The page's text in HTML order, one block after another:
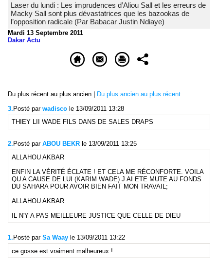
Laser du lundi : Les imprudences d’Aliou Sall et les erreurs de
Macky Sall sont plus dévastatrices que les bazookas de
l’opposition radicale (Par Babacar Justin Ndiaye)
Mardi 13 Septembre 2011
Dakar Actu
Du plus récent au plus ancien | Du plus ancien au plus récent
3.Posté par wadisco le 13/09/2011 13:28
THIEY LII WADE FILS DANS DE SALES DRAPS
2. Posté par ABOU BEKR le 13/09/2011 13:25
ALLAHOU AKBAR
ENFIN LA VÉRITÉ ÉCLATE ! ET CELA ME RÉCONFORTE. VOILA
QU A CAUSE DE LUI (KARIM WADE) J AI ETE MUTE AU FONDS
DU SAHARA POUR AVOIR BIEN FAIT MON TRAVAIL;
ALLAHOU AKBAR
IL N'Y A PAS MEILLEURE JUSTICE QUE CELLE DE DIEU
1.Posté par Sa Waay le 13/09/2011 13:22
ce gosse est vraiment malheureux !